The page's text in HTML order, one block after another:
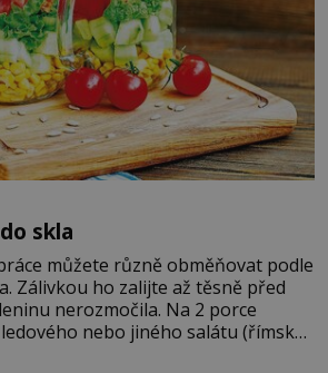
skla
můžete různě obměňovat podle
Zálivkou ho zalijte až těsně před
nerozmočila. Na 2 porce
nebo jiného salátu (římský